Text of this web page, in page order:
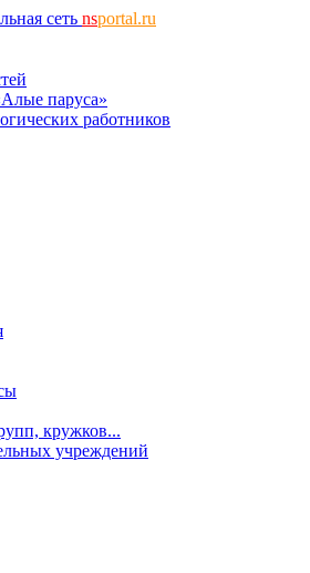
сеть nsportal.ru
паруса»
работников
кружков...
учреждений